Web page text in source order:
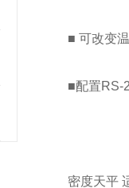
■ 可改变
■配置RS-
密度天平